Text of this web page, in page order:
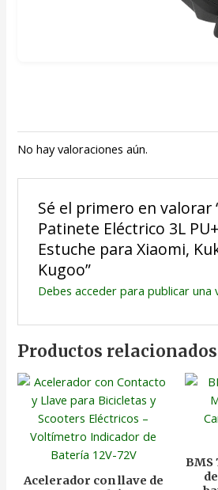
No hay valoraciones aún.
Sé el primero en valorar
Patinete Eléctrico 3L
Estuche para Xiaomi,
Kugoo”
Debes accederpara publicar una
Productos relacionados
Acelerador con llave de
BMS